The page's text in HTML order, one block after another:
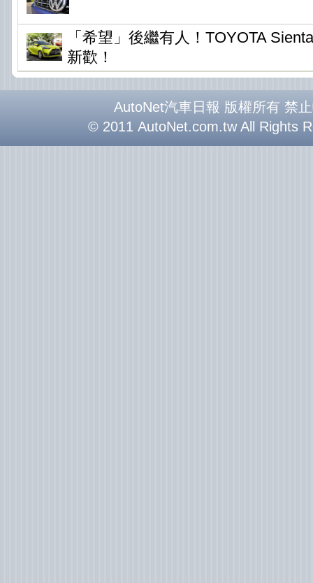
「希望」後繼有人！TOYOTA
新歡！
AutoNet汽車日報 版權所有 禁
© 2011 AutoNet.com.tw All Rights